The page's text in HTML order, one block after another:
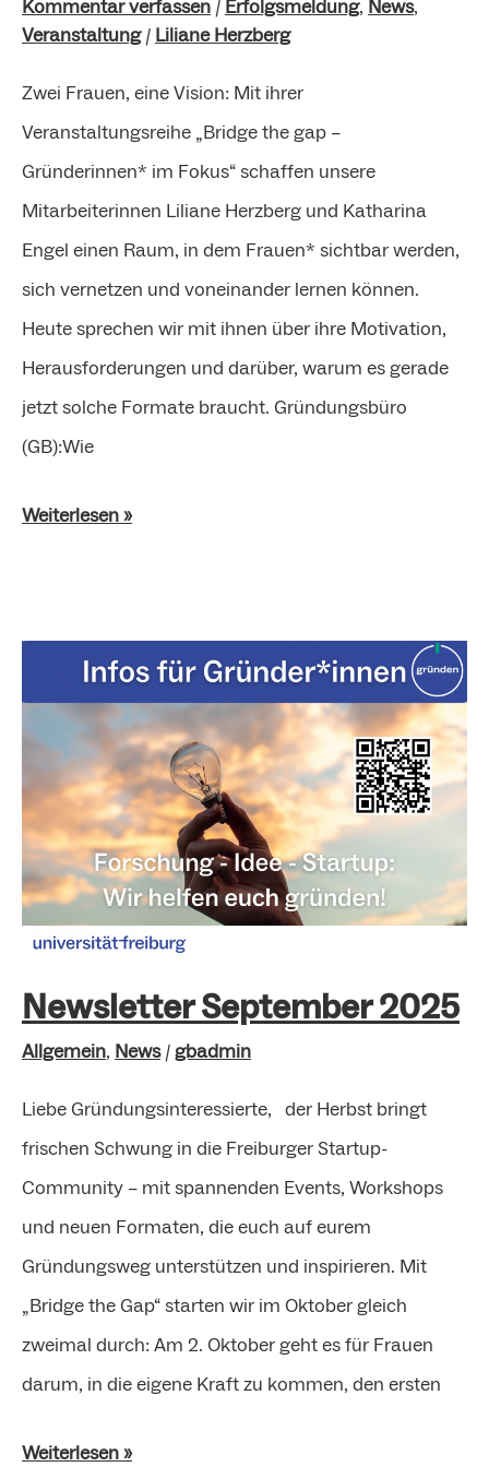
Kommentar verfassen / Erfolgsmeldung, News,
Veranstaltung/ Liliane Herzberg
Zwei Frauen, eine Vision: Mit ihrer
Veranstaltungsreihe „Bridge the gap –
Gründerinnen* im Fokus“ schaffen unsere
Mitarbeiterinnen Liliane Herzberg und Katharina
Engel einen Raum, in dem Frauen* sichtbar werden,
sich vernetzen und voneinander lernen können.
Heute sprechen wir mit ihnen über ihre Motivation,
Herausforderungen und darüber, warum es gerade
jetzt solche Formate braucht. Gründungsbüro
(GB):Wie
Porträt
Weiterlesen »
Newsletter September 2025
Allgemein, News/ gbadmin
Liebe Gründungsinteressierte, der Herbst bringt
frischen Schwung in die Freiburger Startup-
Community – mit spannenden Events, Workshops
und neuen Formaten, die euch auf eurem
Gründungsweg unterstützen und inspirieren. Mit
„Bridge the Gap“ starten wir im Oktober gleich
zweimal durch: Am 2. Oktober geht es für Frauen
darum, in die eigene Kraft zu kommen, den ersten
Newsletter
September
Weiterlesen »